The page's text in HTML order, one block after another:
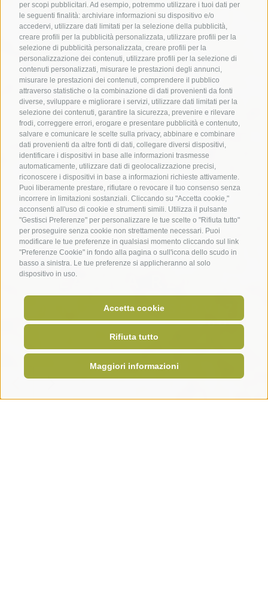
per scopi pubblicitari. Ad esempio, potremmo utilizzare i tuoi dati per
le seguenti finalità: archiviare informazioni su dispositivo e/o
accedervi, utilizzare dati limitati per la selezione della pubblicità,
creare profili per la pubblicità personalizzata, utilizzare profili per la
selezione di pubblicità personalizzata, creare profili per la
personalizzazione dei contenuti, utilizzare profili per la selezione di
contenuti personalizzati, misurare le prestazioni degli annunci,
misurare le prestazioni dei contenuti, comprendere il pubblico
attraverso statistiche o la combinazione di dati provenienti da fonti
diverse, sviluppare e migliorare i servizi, utilizzare dati limitati per la
selezione dei contenuti, garantire la sicurezza, prevenire e rilevare
frodi, correggere errori, erogare e presentare pubblicità e contenuto,
salvare e comunicare le scelte sulla privacy, abbinare e combinare
dati provenienti da altre fonti di dati, collegare diversi dispositivi,
identificare i dispositivi in base alle informazioni trasmesse
automaticamente, utilizzare dati di geolocalizzazione precisi,
riconoscere i dispositivi in base a informazioni richieste attivamente.
Puoi liberamente prestare, rifiutare o revocare il tuo consenso senza
incorrere in limitazioni sostanziali. Cliccando su "Accetta cookie,"
acconsenti all'uso di cookie e strumenti simili. Utilizza il pulsante
"Gestisci Preferenze" per personalizzare le tue scelte o "Rifiuta tutto"
per proseguire senza cookie non strettamente necessari. Puoi
modificare le tue preferenze in qualsiasi momento cliccando sul link
"Preferenze Cookie" in fondo alla pagina o sull'icona dello scudo in
basso a sinistra. Le tue preferenze si applicheranno al solo
dispositivo in uso.
Accetta cookie
Rifiuta tutto
Maggiori informazioni
LA MIA RETE
FORNITORE DI SERVIZI
DI BICICLETTE A 360°